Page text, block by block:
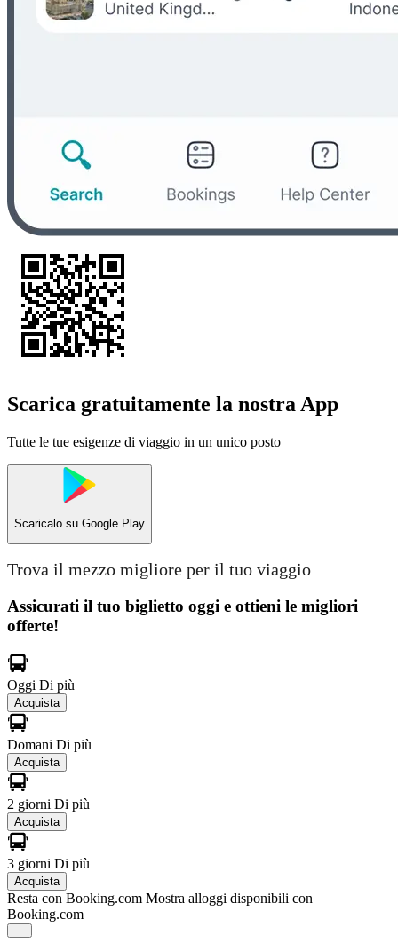
Scarica gratuitamente la nostra App
Tutte le tue esigenze di viaggio in un unico posto
Scaricalo su Google Play
Trova il mezzo migliore per il tuo viaggio
Assicurati il ​​tuo biglietto oggi e ottieni le migliori
offerte!
Oggi Di più
Acquista
Domani Di più
Acquista
2 giorni Di più
Acquista
3 giorni Di più
Acquista
Resta con Booking.com Mostra alloggi disponibili con
Booking.com